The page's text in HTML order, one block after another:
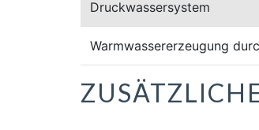
Druckwassersystem
Warmwassererzeugung